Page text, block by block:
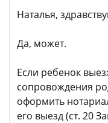
Наталья,
Да, может.
Если ребенок
сопровождения
оформить
его выезд (ст. 20